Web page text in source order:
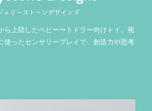
ェリーストーンデザインズ
ら上陸したベビー〜トドラー向けトイ。視
使ったセンサリープレイで、創造力や思考